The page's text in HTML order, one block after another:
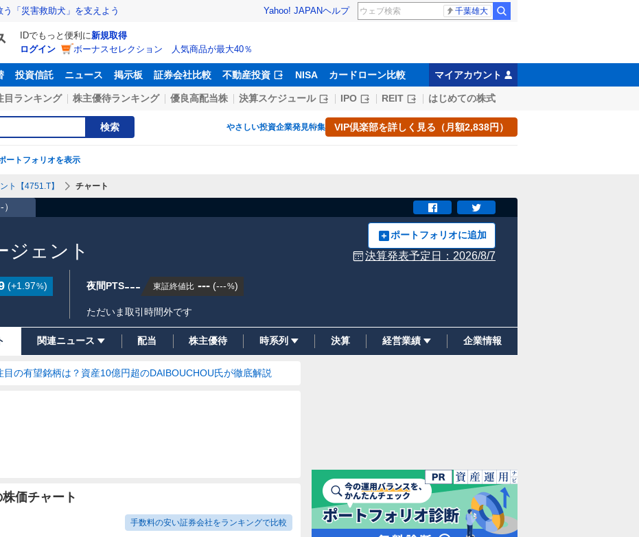
う「災害救助犬」を支えよう Yahoo! JAPANヘルプ 千葉雄大
IDでもっと便利に新規取得
ログイン
ボーナスセレクション 人気商品が最大40％
投資信託 ニュース 掲示板 証券会社比較 不動産投資 NISA カードローン比較 マイアカウント
目ランキング 株主優待ランキング 優良高配当株 決算スケジュール IPO REIT はじめての株式
検索 やさしい投資企業発見特集 VIP倶楽部を詳しく見る（月額2,838円）
ートフォリオを表示
ト【4751.T】 チャート
）
ジェント
ポートフォリオに追加
決算発表予定日： 2026/8/7
(+1.97%) 夜間PTS--- 東証終値比 --- (---%)
ただいま取引時間外です
関連ニュース 配当 株主優待 時系列 決算 経営業績 企業情報
の有望銘柄は？資産10億円超のDAIBOUCHOU氏が徹底解説
価チャート
手数料の安い証券会社をランキングで比較